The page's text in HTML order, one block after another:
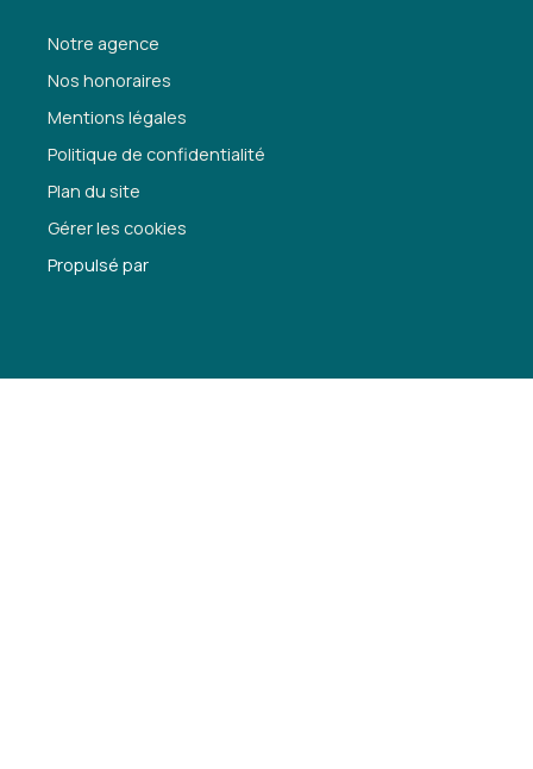
Notre agence
Nos honoraires
Mentions légales
Politique de confidentialité
Plan du site
Gérer les cookies
Propulsé par